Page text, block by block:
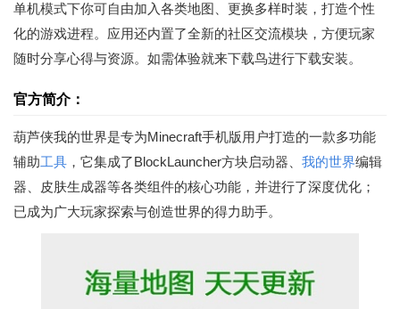
单机模式下你可自由加入各类地图、更换多样时装，打造个性
化的游戏进程。应用还内置了全新的社区交流模块，方便玩家
随时分享心得与资源。如需体验就来下载鸟进行下载安装。
官方简介：
葫芦侠我的世界是专为Minecraft手机版用户打造的一款多功能
辅助工具 ，它集成了BlockLauncher方块启动器、 我的世界编辑
器、皮肤生成器等各类组件的核心功能，并进行了深度优化；
已成为广大玩家探索与创造世界的得力助手。